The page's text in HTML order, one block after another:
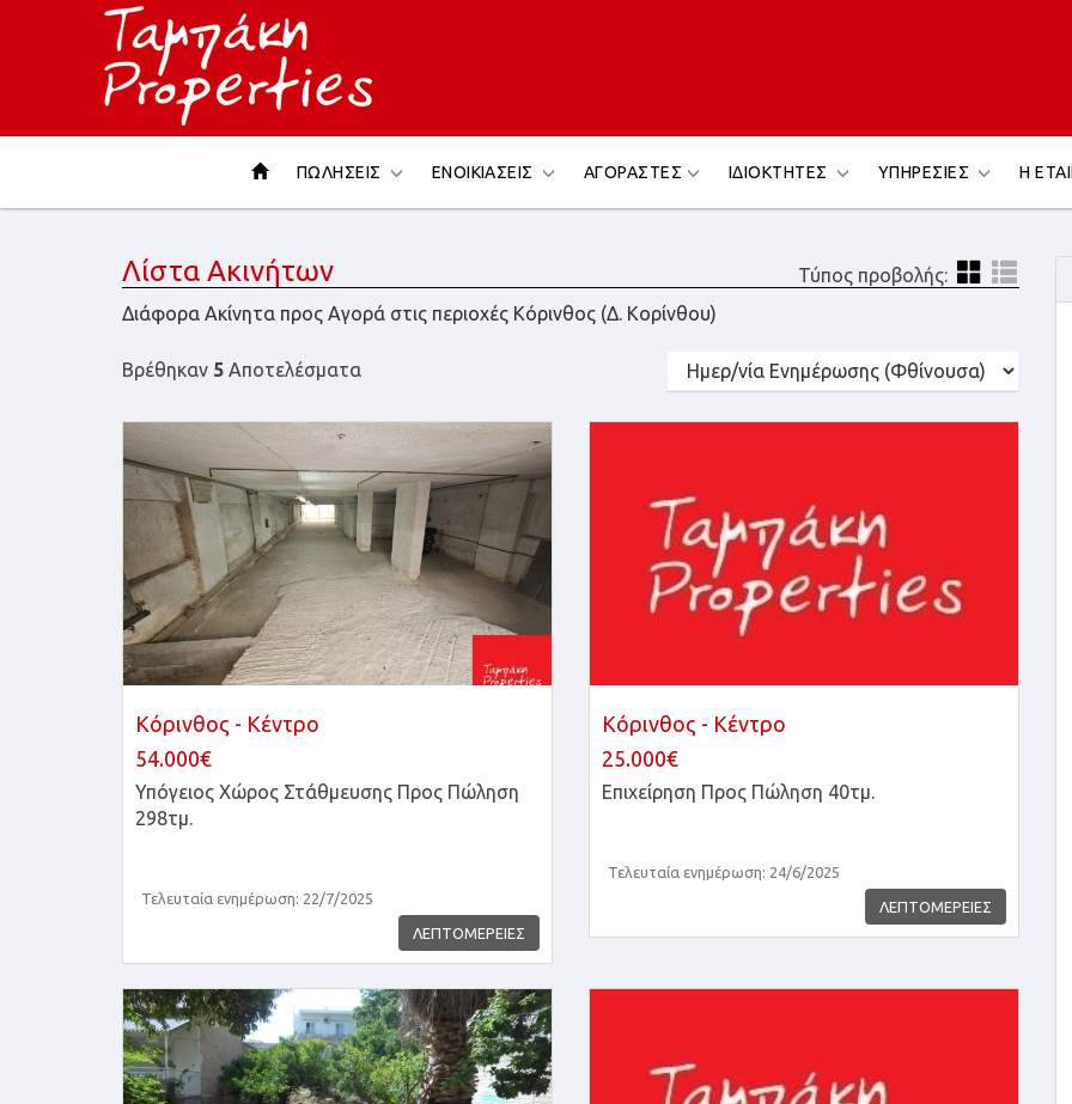
ΠΩΛΗΣΕΙΣ ΕΝΟΙΚΙΑΣΕΙΣ ΑΓΟΡΑΣΤΕΣ ΙΔΙΟΚΤΗΤΕΣ ΥΠΗΡΕΣΙΕΣ Η
Λίστα Ακινήτων
Τύπος προβολής:
Διάφορα Ακίνητα προς Αγορά στις περιοχές Κόρινθος (Δ. Κορίνθου)
Βρέθηκαν 5 Αποτελέσματα
Κόρινθος - Κέντρο
54.000€
Υπόγειος Χώρος Στάθμευσης Προς Πώληση
298τμ.
Τελευταία ενημέρωση: 22/7/2025
ΛΕΠΤΟΜΕΡΕΙΕΣ
Κόρινθος - Κέντρο
25.000€
Επιχείρηση Προς Πώληση 40τμ.
Τελευταία ενημέρωση: 24/6/2025
ΛΕΠΤΟΜΕΡΕΙΕΣ